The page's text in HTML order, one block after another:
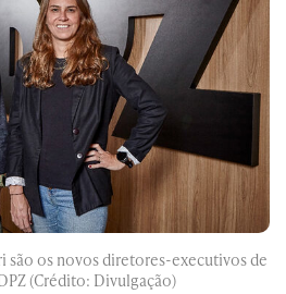
são os novos diretores-executivos de
(Crédito: Divulgação)